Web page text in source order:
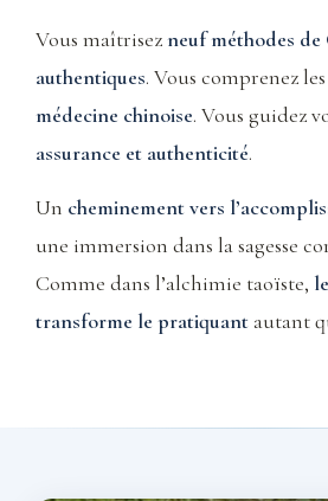
Vous maîtrisezneuf méthodes
authentiques. Vous comprenez les
médecine chinoise. Vous guidez
assurance et authenticité.
Un cheminement vers
une immersion dans la sagesse
Comme dans l’alchimie taoïste,
transforme le pratiquant autant